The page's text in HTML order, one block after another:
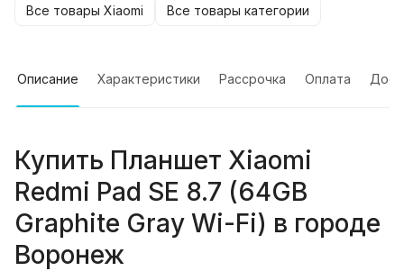
Все товары Xiaomi Все товары категории
Описание Характеристики Рассрочка Оплата
Купить Планшет Xiaomi
Redmi Pad SE 8.7 (64GB
Graphite Gray Wi-Fi) в городе
Воронеж